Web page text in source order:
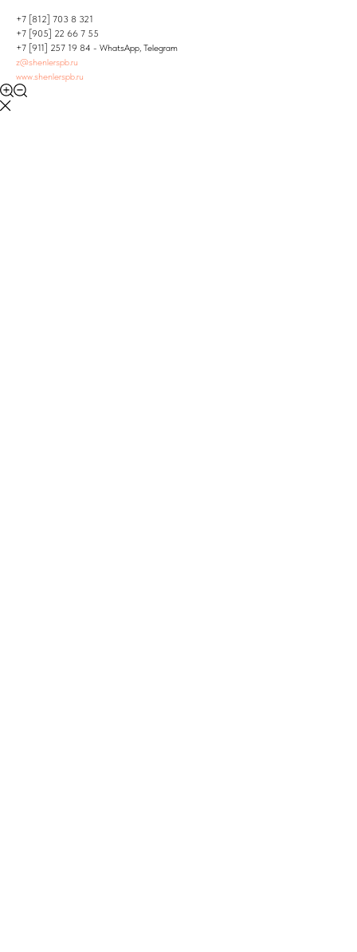
+7 [812] 703 8 321
+7 [905] 22 66 7 55
+7 [911] 257 19 84 - WhatsApp, Telegram
z@shenlerspb.ru
www.shenlerspb.ru